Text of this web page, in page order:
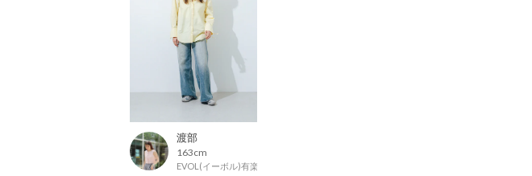
渡部
163cm
EVOL(イーボル)有楽町マルイ店